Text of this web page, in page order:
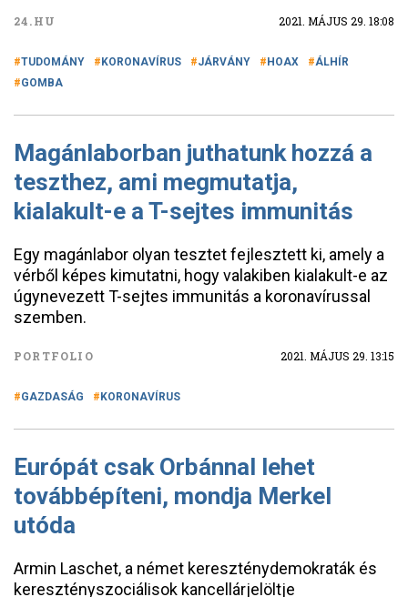
24.HU 2021. MÁJUS 29. 18:08
TUDOMÁNY KORONAVÍRUS JÁRVÁNY HOAX
ÁLHÍR
GOMBA
Magánlaborban juthatunk hozzá a
teszthez, ami megmutatja,
kialakult-e a T-sejtes immunitás
Egy magánlabor olyan tesztet fejlesztett ki, amely a
vérből képes kimutatni, hogy valakiben kialakult-e az
úgynevezett T-sejtes immunitás a koronavírussal
szemben.
PORTFOLIO 2021. MÁJUS 29. 13:15
GAZDASÁG KORONAVÍRUS
Európát csak Orbánnal lehet
továbbépíteni, mondja Merkel
utóda
Armin Laschet, a német kereszténydemokraták és
keresztényszociálisok kancellárjelöltje